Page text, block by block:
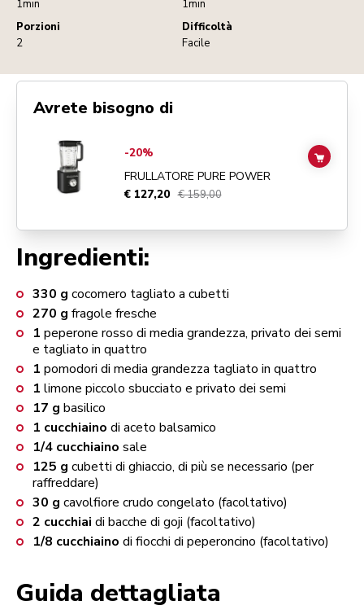
1min
1min
Porzioni
2
Difficoltà
Facile
Ingredienti:
330 g cocomero tagliato a cubetti
270 g fragole fresche
1 peperone rosso di media grandezza, privato dei semi
e tagliato in quattro
1 pomodori di media grandezza tagliato in quattro
1 limone piccolo sbucciato e privato dei semi
17 g basilico
1 cucchiaino di aceto balsamico
1/4 cucchiaino sale
125 g cubetti di ghiaccio, di più se necessario (per
raffreddare)
30 g cavolfiore crudo congelato (facoltativo)
2 cucchiai di bacche di goji (facoltativo)
1/8 cucchiaino di fiocchi di peperoncino (facoltativo)
Guida dettagliata
Avrete bisogno di
Go toFrullatore Pure Power
-20%
FRULLATORE PURE POWER
€ 127,20 € 159,00
ADD